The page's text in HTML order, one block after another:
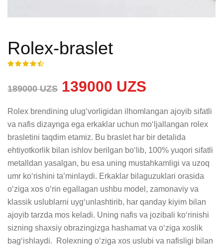
Rolex-braslet
189000 UZS 139000 UZS
Rolex brendining ulug‘vorligidan ilhomlangan ajoyib sifatli
va nafis dizaynga ega erkaklar uchun mo‘ljallangan rolex
brasletini taqdim etamiz. Bu braslet har bir detalida
ehtiyotkorlik bilan ishlov berilgan bo‘lib, 100% yuqori sifatli
metalldan yasalgan, bu esa uning mustahkamligi va uzoq
umr ko‘rishini ta’minlaydi. Erkaklar bilaguzuklari orasida
o‘ziga xos o‘rin egallagan ushbu model, zamonaviy va
klassik uslublarni uyg‘unlashtirib, har qanday kiyim bilan
ajoyib tarzda mos keladi. Uning nafis va jozibali ko‘rinishi
sizning shaxsiy obrazingizga hashamat va o‘ziga xoslik
bag‘ishlaydi.  Rolexning o‘ziga xos uslubi va nafisligi bilan